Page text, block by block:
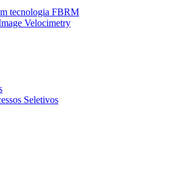
tecnologia FBRM
Velocimetry
Seletivos